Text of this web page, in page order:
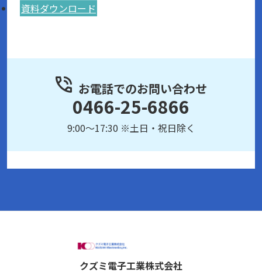
資料ダウンロード
お電話でのお問い合わせ
0466-25-6866
9:00～17:30 ※土日・祝日除く
クズミ電子工業株式会社